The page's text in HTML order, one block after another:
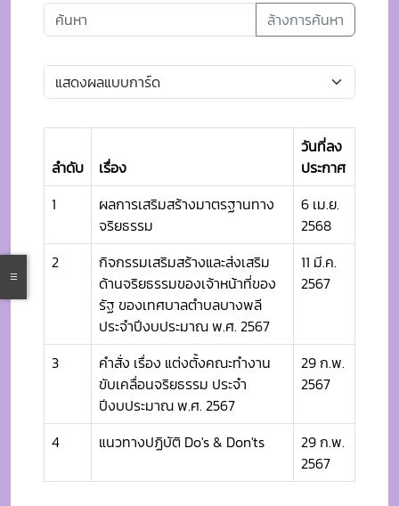
ล้างการค้นหา
ลำดับ เรื่อง
วันที่ลง
ประกาศ
1
ผลการเสริมสร้างมาตรฐานทาง
จริยธรรม
6 เม.ย.
2568
2
กิจกรรมเสริมสร้างและส่งเสริม
ด้านจริยธรรมของเจ้าหน้าที่ของ
รัฐ ของเทศบาลตำบลบางพลี
ประจำปีงบประมาณ พ.ศ. 2567
11 มี.ค.
2567
3
คำสั่ง เรื่อง แต่งตั้งคณะทำงาน
ขับเคลื่อนจริยธรรม ประจำ
ปีงบประมาณ พ.ศ. 2567
29 ก.พ.
2567
4 แนวทางปฏิบัติ Do's & Don'ts
29 ก.พ.
2567